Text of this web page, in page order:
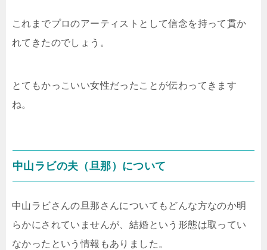
これまでプロのアーティストとして信念を持って貫か
れてきたのでしょう。
とてもかっこいい女性だったことが伝わってきます
ね。
中山ラビの夫（旦那）について
中山ラビさんの旦那さんについてもどんな方なのか明
らかにされていませんが、結婚という形態は取ってい
なかったという情報もありました。